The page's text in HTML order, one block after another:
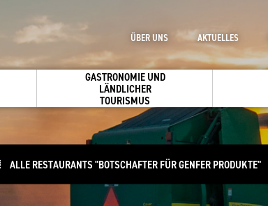
GASTRONOMIE UND
LÄNDLICHER
TOURISMUS
ÜBER UNS AKTUELLES
ALLE RESTAURANTS "BOTSCHAFTER FÜR GENFER PRODUKTE"